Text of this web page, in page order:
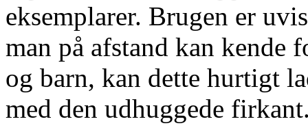
eksemplarer. Brugen er
man på afstand kan kende
og barn, kan dette hurtigt
med den udhuggede